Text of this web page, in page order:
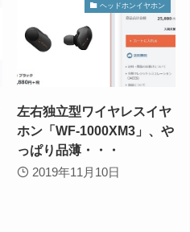
ヘッドホンイヤホン
左右独立型ワイヤレスイヤ
ホン「WF-1000XM3」、や
っぱり品薄・・・
2019年11月10日